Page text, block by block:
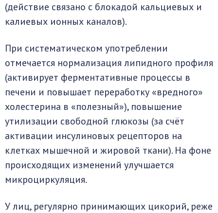
(действие связано с блокадой кальциевых и
калиевых ионных каналов).
При систематическом употреблении
отмечается нормализация липидного профиля
(активирует ферментативные процессы в
печени и повышает переработку «вредного»
холестерина в «полезный»), повышение
утилизации свободной глюкозы (за счёт
активации инсулиновых рецепторов на
клетках мышечной и жировой ткани). На фоне
происходящих изменений улучшается
микроциркуляция.
У лиц, регулярно принимающих цикорий, реже